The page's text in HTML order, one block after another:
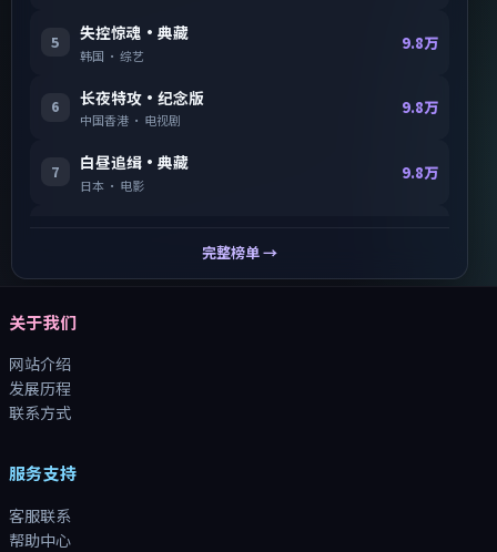
5 失控惊魂·典藏
韩国 ·综艺
9.8万
6 长夜特攻·纪念版
中国香港 · 电视剧
9.8万
7 白昼追缉·典藏
日本 · 电影
9.8万
完整榜单 →
关于我们
网站介绍
发展历程
联系方式
服务支持
客服联系
帮助中心